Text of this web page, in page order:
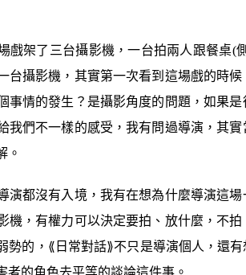
戲架了三台攝影機，一台拍兩人跟餐桌(
台攝影機，其實第一次看到這場戲的時
事情的發生？是攝影角度的問題，如果
我們不一樣的感受，我有問過導演，其
。
演都沒有入境，我有在想為什麼導演這
機，有權力可以決定要拍、放什麼，不
勢的，⟪日常對話⟫不只是導演個人，還
者的角色去平等的談論這件事。